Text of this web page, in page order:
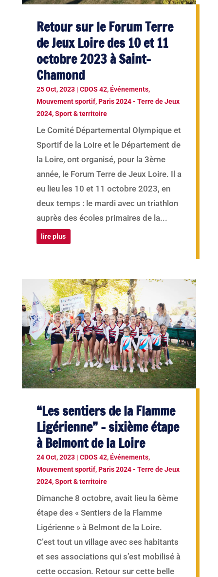
Retour sur le Forum Terre
de Jeux Loire des 10 et 11
octobre 2023 à Saint-
Chamond
25 Oct, 2023| CDOS 42,Événements,
Mouvement sportif,Paris 2024 - Terre de Jeux
2024,Sport & territoire
Le Comité Départemental Olympique et
Sportif de la Loire et le Département de
la Loire, ont organisé, pour la 3ème
année, le Forum Terre de Jeux Loire. Il a
eu lieu les 10 et 11 octobre 2023, en
deux temps : le mardi avec un triathlon
auprès des écoles primaires de la...
lire plus
“Les sentiers de la Flamme
Ligérienne” – sixième étape
à Belmont de la Loire
24 Oct, 2023| CDOS 42,Événements,
Mouvement sportif,Paris 2024 - Terre de Jeux
2024,Sport & territoire
Dimanche 8 octobre, avait lieu la 6ème
étape des « Sentiers de la Flamme
Ligérienne » à Belmont de la Loire.
C’est tout un village avec ses habitants
et ses associations qui s’est mobilisé à
cette occasion. Retour sur cette belle